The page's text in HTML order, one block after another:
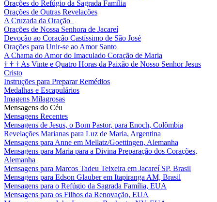
Orações do Refúgio da Sagrada Família
Orações de Outras Revelações
A Cruzada da Oração
Orações de Nossa Senhora de Jacareí
Devoção ao Coração Castíssimo de São José
Orações para Unir-se ao Amor Santo
A Chama do Amor do Imaculado Coração de Maria
† † † As Vinte e Quatro Horas da Paixão de Nosso Senhor Jesus
Cristo
Instruções para Preparar Remédios
Medalhas e Escapulários
Imagens Milagrosas
Mensagens do Céu
Mensagens Recentes
Mensagens de Jesus, o Bom Pastor, para Enoch, Colômbia
Revelações Marianas para Luz de Maria, Argentina
Mensagens para Anne em Mellatz/Goettingen, Alemanha
Mensagens para Maria para a Divina Preparação dos Corações,
Alemanha
Mensagens para Marcos Tadeu Teixeira em Jacareí SP, Brasil
Mensagens para Edson Glauber em Itapiranga AM, Brasil
Mensagens para o Refúgio da Sagrada Família, EUA
Mensagens para os Filhos da Renovação, EUA